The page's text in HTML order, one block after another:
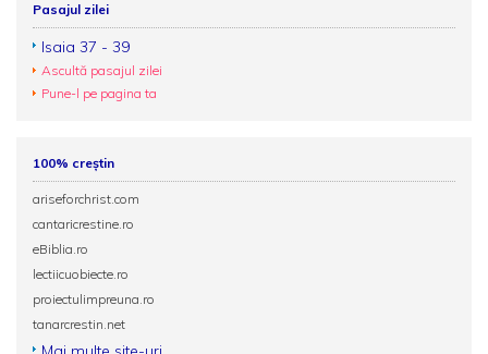
Pasajul zilei
Isaia 37 - 39
Ascultă pasajul zilei
Pune-l pe pagina ta
100% creștin
ariseforchrist.com
cantaricrestine.ro
eBiblia.ro
lectiicuobiecte.ro
proiectulimpreuna.ro
tanarcrestin.net